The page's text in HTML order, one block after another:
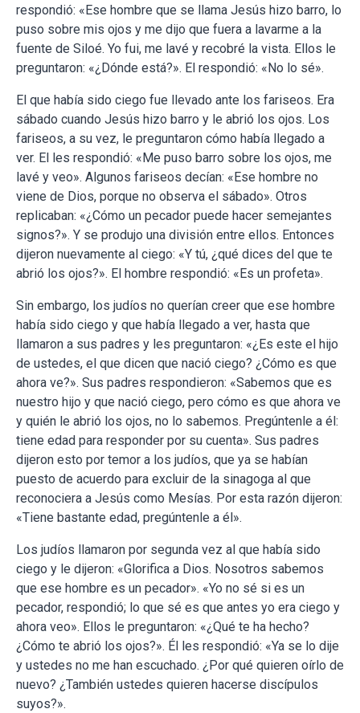
respondió: «Ese hombre que se llama Jesús hizo barro, lo
puso sobre mis ojos y me dijo que fuera a lavarme a la
fuente de Siloé. Yo fui, me lavé y recobré la vista. Ellos le
preguntaron: «¿Dónde está?». El respondió: «No lo sé».
El que había sido ciego fue llevado ante los fariseos. Era
sábado cuando Jesús hizo barro y le abrió los ojos. Los
fariseos, a su vez, le preguntaron cómo había llegado a
ver. El les respondió: «Me puso barro sobre los ojos, me
lavé y veo». Algunos fariseos decían: «Ese hombre no
viene de Dios, porque no observa el sábado». Otros
replicaban: «¿Cómo un pecador puede hacer semejantes
signos?». Y se produjo una división entre ellos. Entonces
dijeron nuevamente al ciego: «Y tú, ¿qué dices del que te
abrió los ojos?». El hombre respondió: «Es un profeta».
Sin embargo, los judíos no querían creer que ese hombre
había sido ciego y que había llegado a ver, hasta que
llamaron a sus padres y les preguntaron: «¿Es este el hijo
de ustedes, el que dicen que nació ciego? ¿Cómo es que
ahora ve?». Sus padres respondieron: «Sabemos que es
nuestro hijo y que nació ciego, pero cómo es que ahora ve
y quién le abrió los ojos, no lo sabemos. Pregúntenle a él:
tiene edad para responder por su cuenta». Sus padres
dijeron esto por temor a los judíos, que ya se habían
puesto de acuerdo para excluir de la sinagoga al que
reconociera a Jesús como Mesías. Por esta razón dijeron:
«Tiene bastante edad, pregúntenle a él».
Los judíos llamaron por segunda vez al que había sido
ciego y le dijeron: «Glorifica a Dios. Nosotros sabemos
que ese hombre es un pecador». «Yo no sé si es un
pecador, respondió; lo que sé es que antes yo era ciego y
ahora veo». Ellos le preguntaron: «¿Qué te ha hecho?
¿Cómo te abrió los ojos?». Él les respondió: «Ya se lo dije
y ustedes no me han escuchado. ¿Por qué quieren oírlo de
nuevo? ¿También ustedes quieren hacerse discípulos
suyos?».